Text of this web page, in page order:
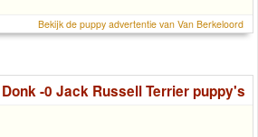
Bekijk de puppy advertentie van Van Berkeloord
-0 Jack Russell Terrier puppy's